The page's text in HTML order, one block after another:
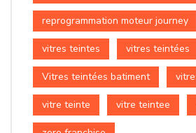
reprogrammation moteur journey
vitres teintes vitres teintées
Vitres teintées batiment
vitre teinte vitre teintee